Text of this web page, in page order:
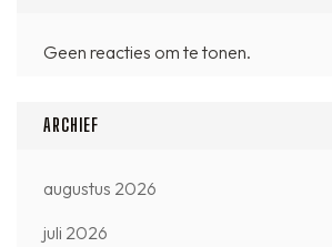
Geen reacties om te tonen.
ARCHIEF
augustus 2026
juli 2026